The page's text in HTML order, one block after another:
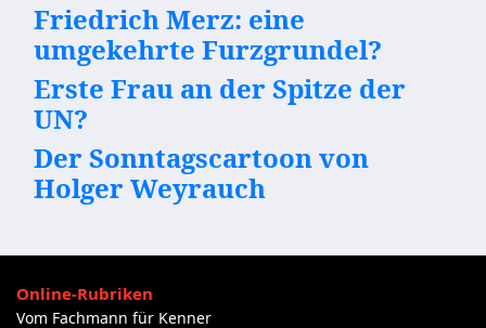
Friedrich Merz: eine
umgekehrte Furzgrundel?
Erste Frau an der Spitze der
UN?
Der Sonntagscartoon von
Holger Weyrauch
Online-Rubriken
Vom Fachmann für Kenner